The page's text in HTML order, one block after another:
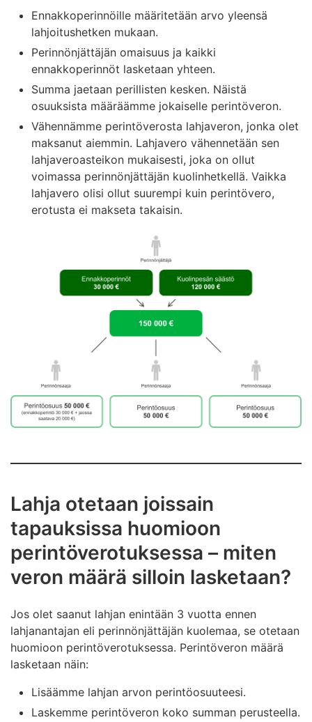
Ennakkoperinnöille määritetään arvo yleensä
lahjoitushetken mukaan.
Perinnönjättäjän omaisuus ja kaikki
ennakkoperinnöt lasketaan yhteen.
Summa jaetaan perillisten kesken. Näistä
osuuksista määräämme jokaiselle perintöveron.
Vähennämme perintöverosta lahjaveron, jonka olet
maksanut aiemmin. Lahjavero vähennetään sen
lahjaveroasteikon mukaisesti, joka on ollut
voimassa perinnönjättäjän kuolinhetkellä. Vaikka
lahjavero olisi ollut suurempi kuin perintövero,
erotusta ei makseta takaisin.
Lahja otetaan joissain
tapauksissa huomioon
perintöverotuksessa – miten
veron määrä silloin lasketaan?
Jos olet saanut lahjan enintään 3 vuotta ennen
lahjanantajan eli perinnönjättäjän kuolemaa, se otetaan
huomioon perintöverotuksessa. Perintöveron määrä
lasketaan näin:
Lisäämme lahjan arvon perintöosuuteesi.
Laskemme perintöveron koko summan perusteella.